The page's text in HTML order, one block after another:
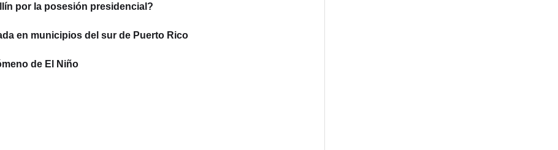
por la posesión presidencial?
en municipios del sur de Puerto Rico
de El Niño